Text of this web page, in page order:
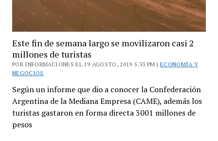
Este fin de semana largo se movilizaron casi 2
millones de turistas
POR INFORMACIONES EL 19 AGOSTO, 2019 5:53 PM | ECONOMÍA Y
NEGOCIOS
Según un informe que dio a conocer la Confederación
Argentina de la Mediana Empresa (CAME), además los
turistas gastaron en forma directa 3001 millones de
pesos